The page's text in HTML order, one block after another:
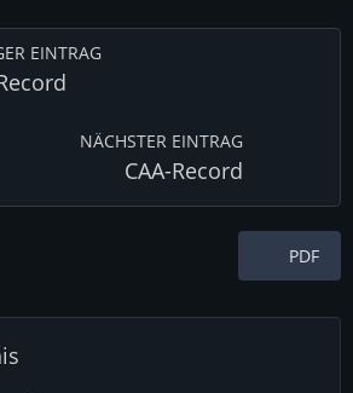
EINTRAG
NÄCHSTER EINTRAG
CAA-Record
PDF